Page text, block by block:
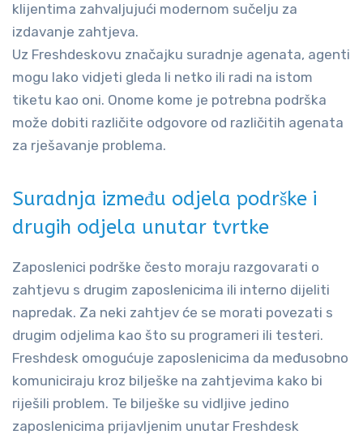
klijentima zahvaljujući modernom sučelju za
izdavanje zahtjeva.
Uz Freshdeskovu značajku suradnje agenata, agenti
mogu lako vidjeti gleda li netko ili radi na istom
tiketu kao oni. Onome kome je potrebna podrška
može dobiti različite odgovore od različitih agenata
za rješavanje problema.
Suradnja između odjela podrške i
drugih odjela unutar tvrtke
Zaposlenici podrške često moraju razgovarati o
zahtjevu s drugim zaposlenicima ili interno dijeliti
napredak. Za neki zahtjev će se morati povezati s
drugim odjelima kao što su programeri ili testeri.
Freshdesk omogućuje zaposlenicima da međusobno
komuniciraju kroz bilješke na zahtjevima kako bi
riješili problem. Te bilješke su vidljive jedino
zaposlenicima prijavljenim unutar Freshdesk